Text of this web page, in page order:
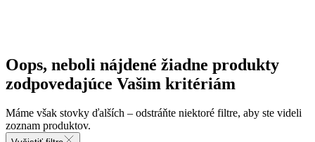
Oops, neboli nájdené žiadne produkty
zodpovedajúce Vašim kritériám
Máme však stovky ďalších – odstráňte niektoré filtre, aby ste videli
zoznam produktov.